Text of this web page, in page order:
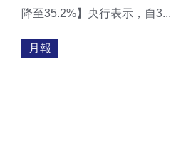
降至35.2%】央行表示，自3...
月報